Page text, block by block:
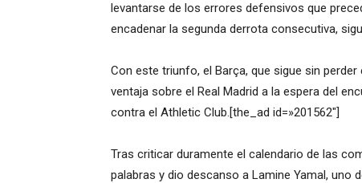
levantarse de los errores defensivos que
encadenar la segunda derrota consecutiva,
Con este triunfo, el Barça, que sigue sin
ventaja sobre el Real Madrid a la espera del
contra el Athletic Club.[the_ad id=»201562″]
Tras criticar duramente el calendario de las
palabras y dio descanso a Lamine Yamal, uno